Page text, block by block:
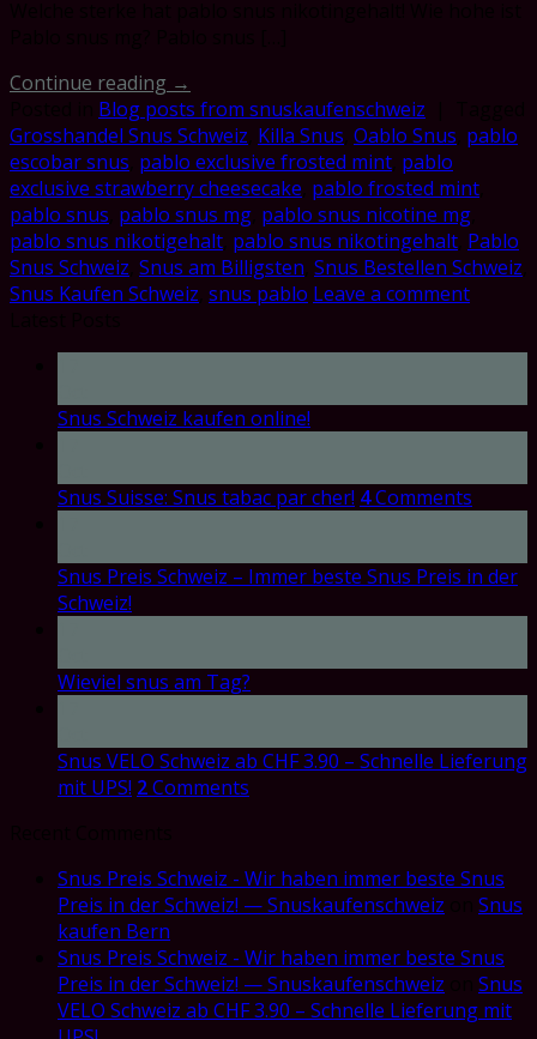
Continue reading →
Blog posts from snuskaufenschweiz
Grosshandel Snus Schweiz Killa Snus Oablo Snus pablo
escobar snus pablo exclusive frosted mint pablo
exclusive strawberry cheesecake pablo frosted mint
pablo snus pablo snus mg pablo snus nicotine mg
pablo snus nikotigehalt pablo snus nikotingehalt Pablo
Snus Schweiz Snus am Billigsten Snus Bestellen Schweiz
Snus Kaufen Schweiz snus pablo Leave a comment
Snus Schweiz kaufen online!
Snus Suisse: Snus tabac par cher! 4Comments
Snus Preis Schweiz – Immer beste Snus Preis in der
Schweiz!
Wieviel snus am Tag?
Snus VELO Schweiz ab CHF 3.90 – Schnelle Lieferung
mit UPS! 2Comments
Snus Preis Schweiz - Wir haben immer beste Snus
Preis in der Schweiz! — Snuskaufenschweiz
Snus
kaufen Bern
Snus Preis Schweiz - Wir haben immer beste Snus
Preis in der Schweiz! — Snuskaufenschweiz
Snus
VELO Schweiz ab CHF 3.90 – Schnelle Lieferung mit